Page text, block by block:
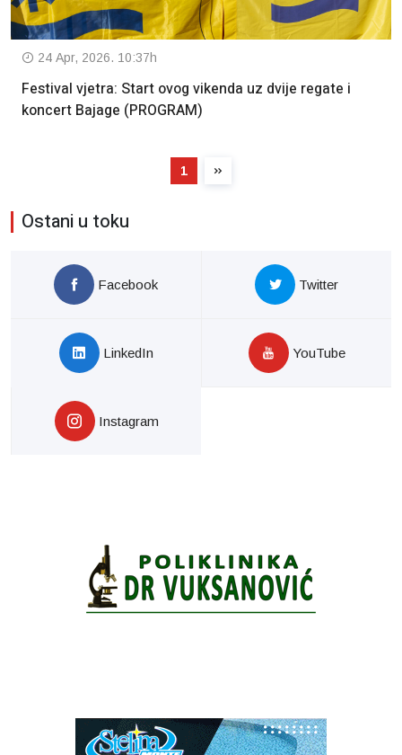
24 Apr, 2026. 10:37h
Festival vjetra: Start ovog vikenda uz dvije regate i
koncert Bajage (PROGRAM)
1
Ostani u toku
Facebook Twitter
LinkedIn YouTube
Instagram